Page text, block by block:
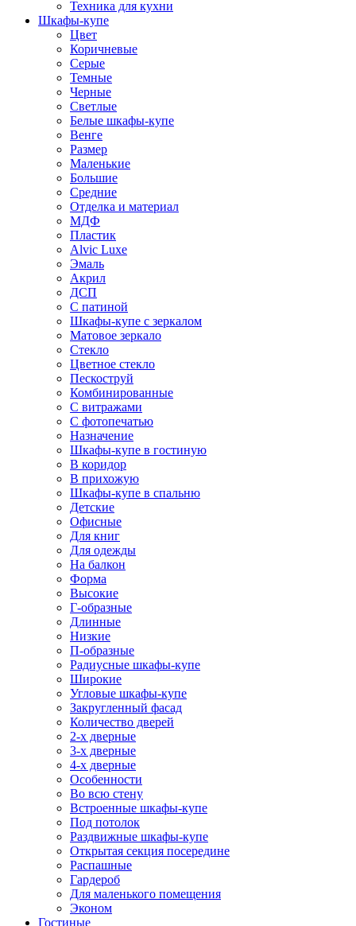
Техника для кухни
Шкафы-купе
Цвет
Коричневые
Серые
Темные
Черные
Светлые
Белые шкафы-купе
Венге
Размер
Маленькие
Большие
Средние
Отделка и материал
МДФ
Пластик
Alvic Luxe
Эмаль
Акрил
ДСП
С патиной
Шкафы-купе с зеркалом
Матовое зеркало
Стекло
Цветное стекло
Пескоструй
Комбинированные
С витражами
С фотопечатью
Назначение
Шкафы-купе в гостиную
В коридор
В прихожую
Шкафы-купе в спальню
Детские
Офисные
Для книг
Для одежды
На балкон
Форма
Высокие
Г-образные
Длинные
Низкие
П-образные
Радиусные шкафы-купе
Широкие
Угловые шкафы-купе
Закругленный фасад
Количество дверей
2-х дверные
3-х дверные
4-х дверные
Особенности
Во всю стену
Встроенные шкафы-купе
Под потолок
Раздвижные шкафы-купе
Открытая секция посередине
Распашные
Гардероб
Для маленького помещения
Эконом
Гостиные